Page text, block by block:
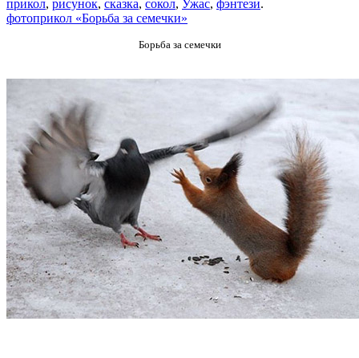
прикол, рисунок, сказка, сокол, Ужас, фэнтези.
фотоприкол «Борьба за семечки»
Борьба за семечки